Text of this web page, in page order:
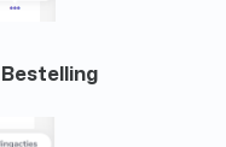
Bestelling